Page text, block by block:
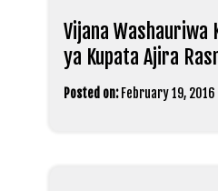
Vijana Washauriwa
ya Kupata Ajira
Posted on: February 19, 2016